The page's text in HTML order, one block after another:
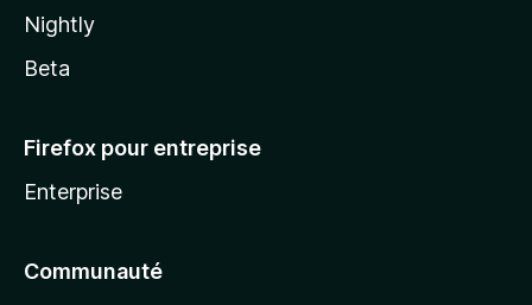
Nightly
Beta
Firefox pour entreprise
Enterprise
Communauté